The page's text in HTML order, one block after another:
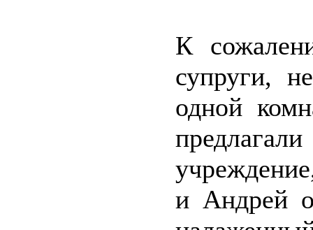
К
супруги,
одной
и Андрей